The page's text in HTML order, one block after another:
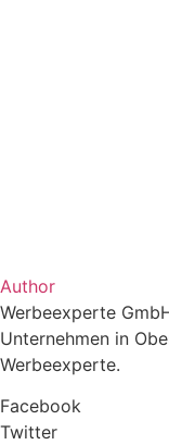
Author
Werbeexperte
Unternehmen in
Werbeexperte.
Facebook
Twitter